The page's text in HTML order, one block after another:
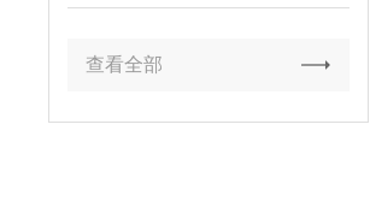
查看全部